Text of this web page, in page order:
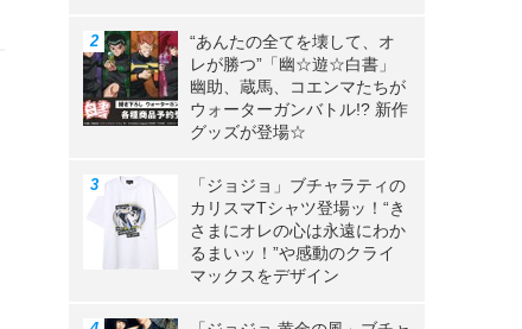
“あんたの全てを壊して、オ
レが勝つ”「幽☆遊☆白書」
幽助、蔵馬、コエンマたちが
ウォーターガンバトル!? 新作
グッズが登場☆
「ジョジョ」ブチャラティの
カリスマTシャツ登場ッ！“き
さまにオレの心は永遠にわか
るまいッ！”や感動のクライ
マックスをデザイン